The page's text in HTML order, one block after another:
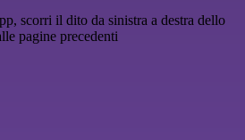
scorri il dito da sinistra a destra dello
pagine precedenti